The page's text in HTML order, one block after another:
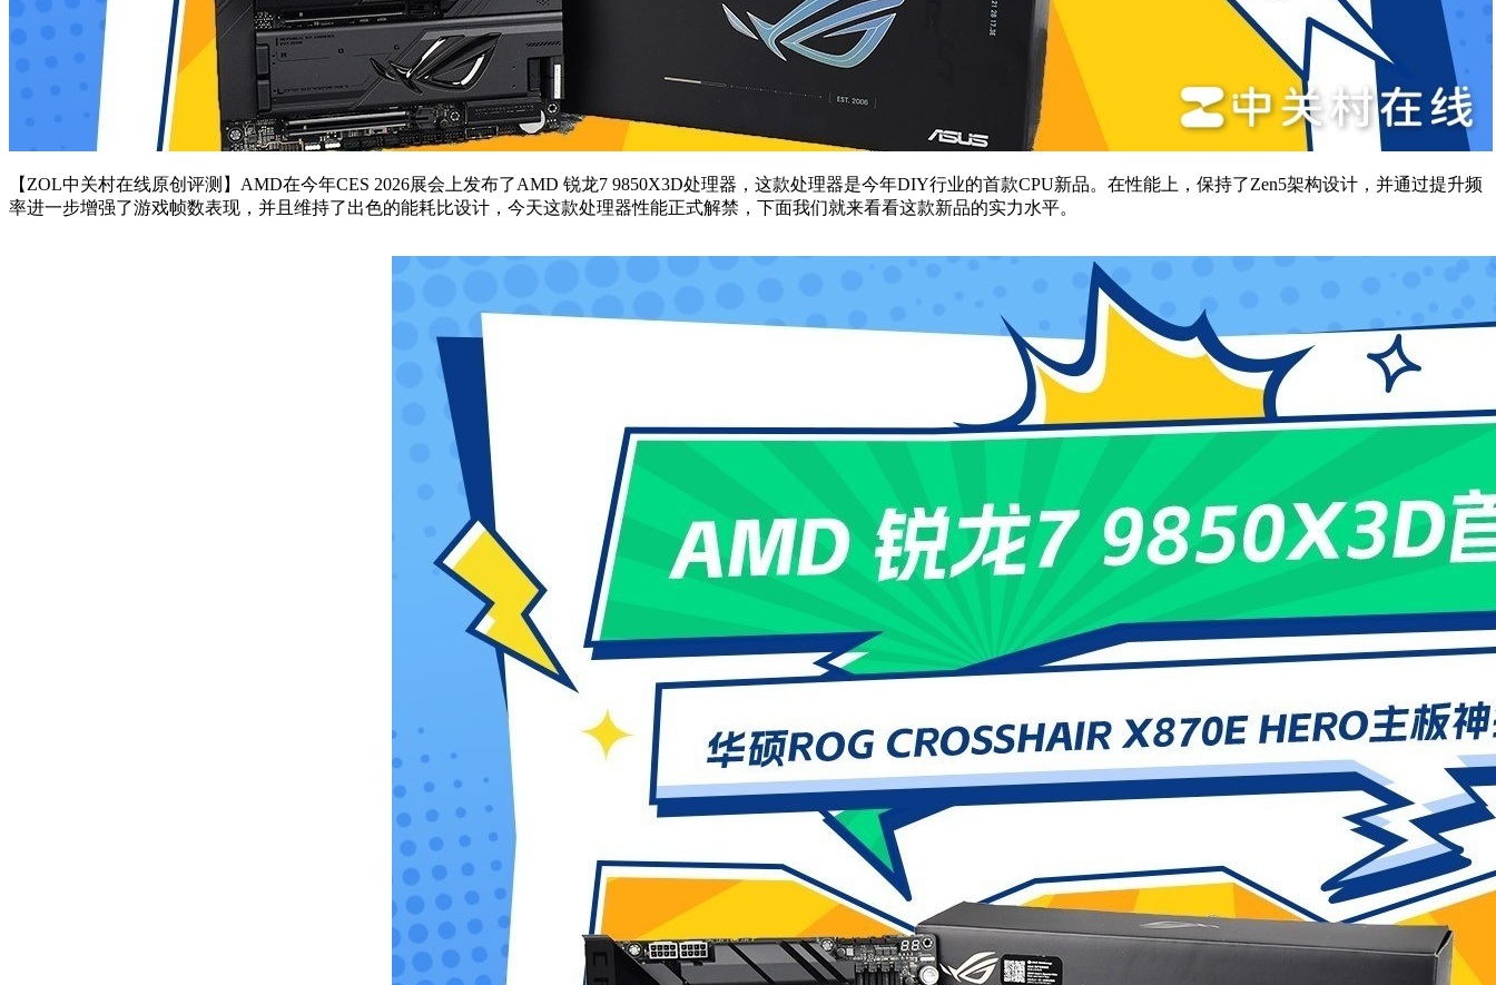
【ZOL中关村在线原创评测】AMD在今年CES 2026展会上发布了AMD 锐龙7 9850X3D处理器，这款处理器是今年DIY行业的首款CPU新品。在性能上，保持了Zen5架构设计，并通过提升频
率进一步增强了游戏帧数表现，并且维持了出色的能耗比设计，今天这款处理器性能正式解禁，下面我们就来看看这款新品的实力水平。